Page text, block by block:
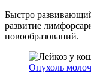
Быстро
развитие
новообразований.
Опухоль